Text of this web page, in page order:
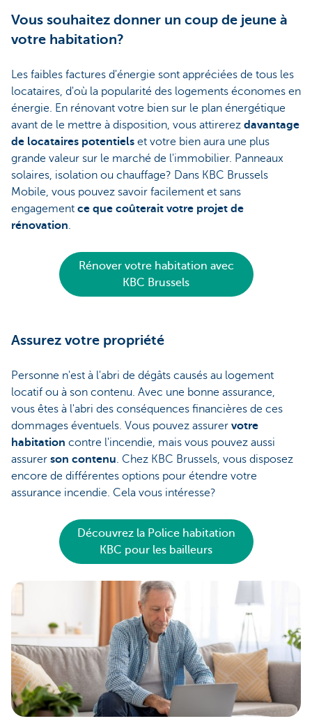
Vous souhaitez donner un coup de jeune à
votre habitation?
Les faibles factures d'énergie sont appréciées de tous les
locataires, d'où la popularité des logements économes en
énergie. En rénovant votre bien sur le plan énergétique
avant de le mettre à disposition, vous attirerez davantage
de locataires potentiels et votre bien aura une plus
grande valeur sur le marché de l'immobilier. Panneaux
solaires, isolation ou chauffage? Dans KBC Brussels
Mobile, vous pouvez savoir facilement et sans
engagement ce que coûterait votre projet de
rénovation
Rénover votre habitation avec
KBC Brussels
Assurez votre propriété
Personne n'est à l'abri de dégâts causés au logement
locatif ou à son contenu. Avec une bonne assurance,
vous êtes à l'abri des conséquences financières de ces
dommages éventuels. Vous pouvez assurer votre
habitation contre l'incendie, mais vous pouvez aussi
assurer son contenu. Chez KBC Brussels, vous disposez
encore de différentes options pour étendre votre
assurance incendie. Cela vous intéresse?
Découvrez la Police habitation
KBC pour les bailleurs